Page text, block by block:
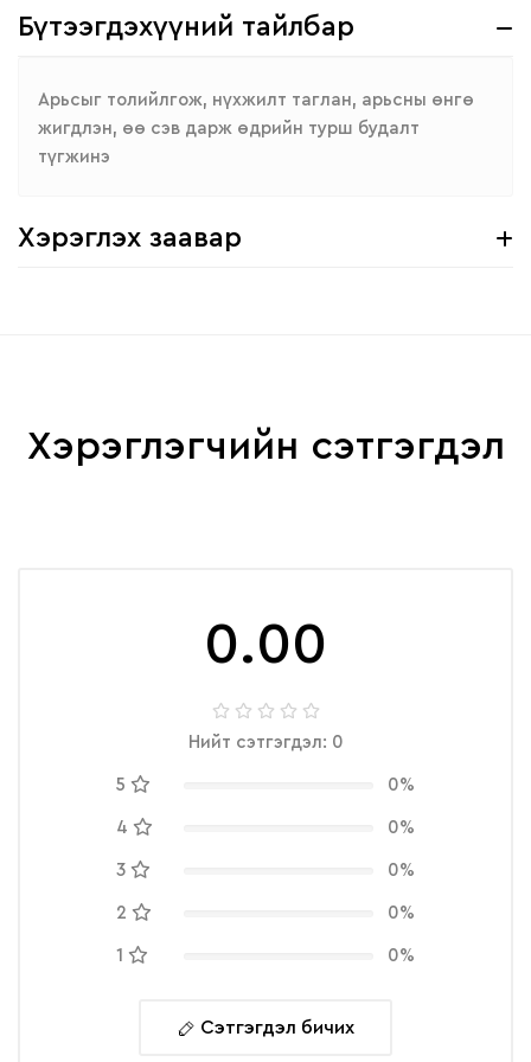
Бүтээгдэхүүний тайлбар
Арьсыг толийлгож, нүхжилт таглан, арьсны өнгө
жигдлэн, өө сэв дарж өдрийн турш будалт
түгжинэ
Хэрэглэх заавар
Хэрэглэгчийн сэтгэгдэл
0.00
Нийт сэтгэгдэл: 0
5 0%
4 0%
3 0%
2 0%
1 0%
Сэтгэгдэл бичих